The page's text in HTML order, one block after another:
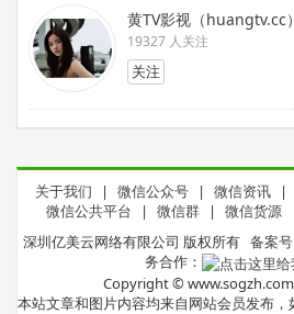
黄TV影视（huangtv.cc
19327 人关注
关注
关于我们 | 微信公众号 | 微信资讯 |
微信公共平台
| 微信群 | 微信货源
深圳亿美云网络有限公司 版权所有 备案
务合作：
Copyright ©
本站文章和图片内容均来自网站会员发布